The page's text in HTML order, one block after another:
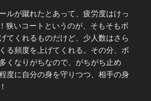
ルが蹴れたとあって、疲労度はけっ
狭いコートというのが、そもそもボ
てくれるものだけど、少人数はさら
る頻度を上げてくれる。その分、ボ
くなりがちなので、がちがち止め
度に自分の身を守りつつ、相手の身